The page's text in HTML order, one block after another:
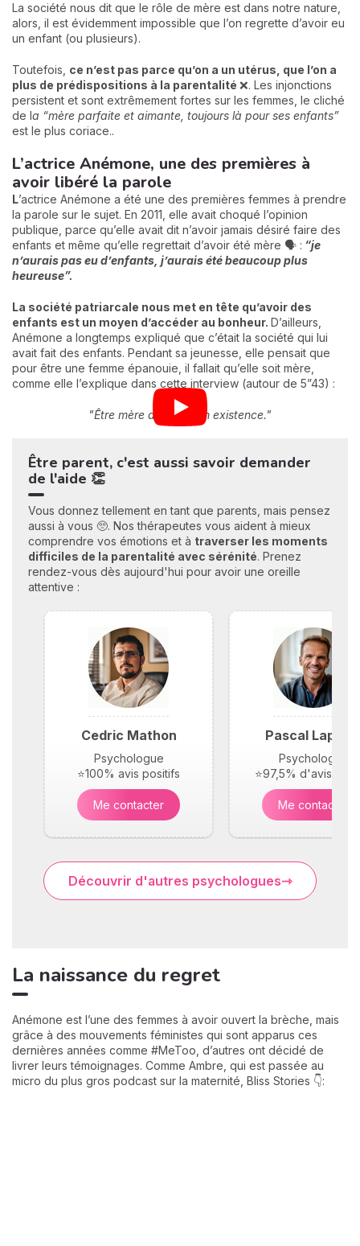
La société nous dit que le rôle de mère est dans notre nature,
alors, il est évidemment impossible que l’on regrette d’avoir eu
un enfant (ou plusieurs).
Toutefois, ce n’est pas parce qu’on a un utérus, que l’on a
plus de prédispositions à la parentalité ❌. Les injonctions
persistent et sont extrêmement fortes sur les femmes, le cliché
de la “mère parfaite et aimante, toujours là pour ses enfants”
est le plus coriace..
L’actrice Anémone, une des premières à
avoir libéré la parole
L’actrice Anémone a été une des premières femmes à prendre
la parole sur le sujet. En 2011, elle avait choqué l’opinion
publique, parce qu’elle avait dit n’avoir jamais désiré faire des
enfants et même qu’elle regrettait d’avoir été mère 🗣️ : “je
n’aurais pas eu d’enfants, j’aurais été beaucoup plus
heureuse”.
La société patriarcale nous met en tête qu’avoir des
enfants est un moyen d’accéder au bonheur. D’ailleurs,
Anémone a longtemps expliqué que c’était la société qui lui
avait fait des enfants. Pendant sa jeunesse, elle pensait que
pour être une femme épanouie, il fallait qu’elle soit mère,
comme elle l’explique dans cette interview (autour de 5”43) :
"Être mère a ruiné mon existence."
Être parent, c'est aussi savoir demander
de l'aide 👏
Vous donnez tellement en tant que parents, mais pensez
aussi à vous 🥺. Nos thérapeutes vous aident à mieux
comprendre vos émotions et à traverser les moments
difficiles de la parentalité avec sérénité. Prenez
rendez-vous dès aujourd'hui pour avoir une oreille
attentive :
Cedric Mathon
Psychologue
⭐100% avis positifs
Me contacter
Pascal
Psychologue
⭐97,5% d'avis
Me contacter
Découvrir d'autres psychologues
La naissance du regret
Anémone est l’une des femmes à avoir ouvert la brèche, mais
grâce à des mouvements féministes qui sont apparus ces
dernières années comme #MeToo, d’autres ont décidé de
livrer leurs témoignages. Comme Ambre, qui est passée au
micro du plus gros podcast sur la maternité, Bliss Stories 👇: